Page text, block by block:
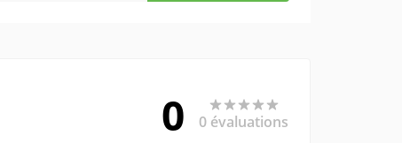
0 0 évaluations